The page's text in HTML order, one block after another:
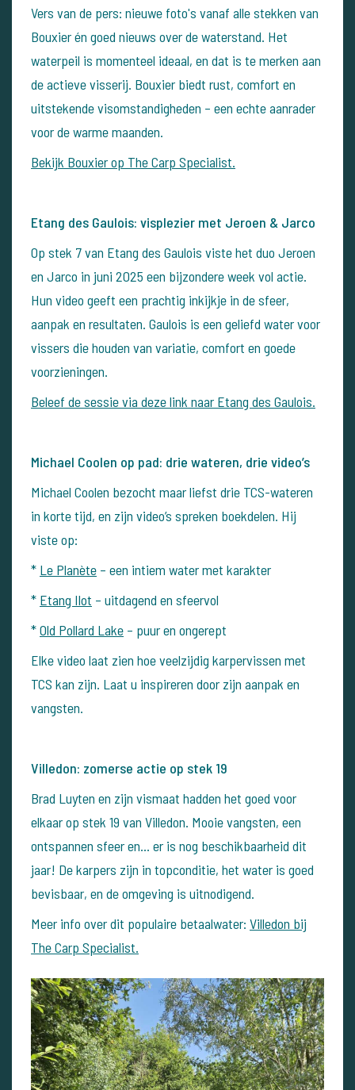
Vers van de pers: nieuwe foto's vanaf alle stekken van
Bouxier én goed nieuws over de waterstand. Het
waterpeil is momenteel ideaal, en dat is te merken aan
de actieve visserij. Bouxier biedt rust, comfort en
uitstekende visomstandigheden – een echte aanrader
voor de warme maanden.
Bekijk Bouxier op The Carp Specialist.
Etang des Gaulois: visplezier met Jeroen & Jarco
Op stek 7 van Etang des Gaulois viste het duo Jeroen
en Jarco in juni 2025 een bijzondere week vol actie.
Hun video geeft een prachtig inkijkje in de sfeer,
aanpak en resultaten. Gaulois is een geliefd water voor
vissers die houden van variatie, comfort en goede
voorzieningen.
Beleef de sessie via deze link naar Etang des Gaulois.
Michael Coolen op pad: drie wateren, drie video’s
Michael Coolen bezocht maar liefst drie TCS-wateren
in korte tijd, en zijn video’s spreken boekdelen. Hij
viste op:
* Le Planète – een intiem water met karakter
* Etang Ilot – uitdagend en sfeervol
*Old Pollard Lake – puur en ongerept
Elke video laat zien hoe veelzijdig karpervissen met
TCS kan zijn. Laat u inspireren door zijn aanpak en
vangsten.
Villedon: zomerse actie op stek 19
Brad Luyten en zijn vismaat hadden het goed voor
elkaar op stek 19 van Villedon. Mooie vangsten, een
ontspannen sfeer en... er is nog beschikbaarheid dit
jaar! De karpers zijn in topconditie, het water is goed
bevisbaar, en de omgeving is uitnodigend.
Meer info over dit populaire betaalwater: Villedon bij
The Carp Specialist.